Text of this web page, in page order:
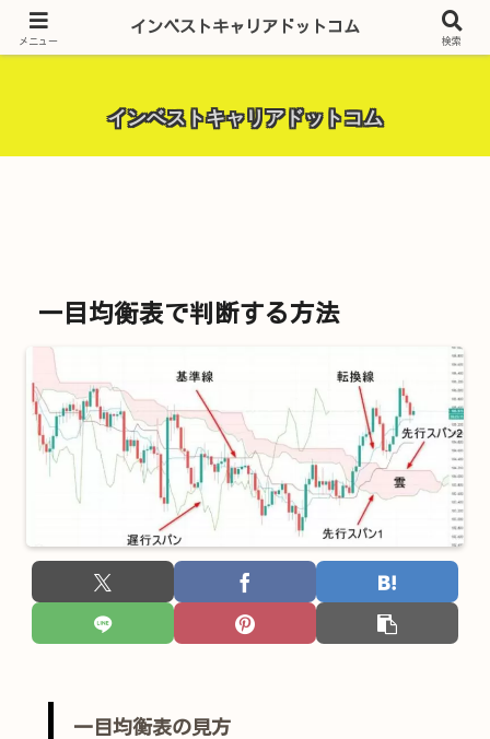
昨今話題の投資全般・金融関連全般・ＦＸトレード全般・生活に役立つ情報・
インベストキャリアドットコム
一目均衡表で判断する方法
一目均衡表の見方
メニュー
インベストキャリアドットコム
検索